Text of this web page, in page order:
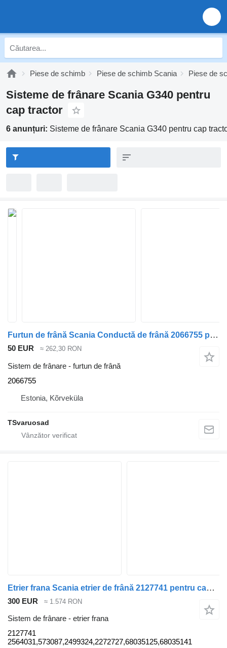
Piese de schimb Piese de schimb Scania Piese de
Sisteme de frânare Scania G340 pentru
cap tractor
6 anunțuri: Sisteme de frânare Scania G340 pentru cap
Furtun de frână Scania Conductă de frână 2066755 pentru cap tractor Scania G340
50 EUR ≈ 262,30 RON
Sistem de frânare - furtun de frână
2066755
Estonia, Kõrveküla
TSvaruosad
Etrier frana Scania etrier de frână 2127741 pentru cap tractor Scania G340
300 EUR ≈ 1.574 RON
Sistem de frânare - etrier frana
2127741
2564031,573087,2499324,2272727,68035125,68035141